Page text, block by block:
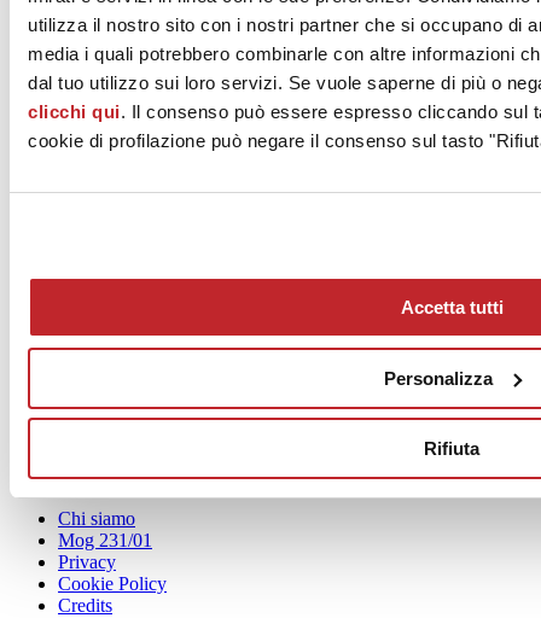
utilizza il nostro sito con i nostri partner che si occupano di
media i quali potrebbero combinarle con altre informazioni
dal tuo utilizzo sui loro servizi. Se vuole saperne di più o
clicchi qui. Il consenso può essere espresso cliccando sul
cookie di profilazione può negare il consenso sul tasto
Accetta tutti
Personalizza
Rifiuta
PAVULLO NEL FRIGNANO, 41026
Modena
Tel. 053629611
Fax 053621065
www.mirage.it
News
Articoli
Chi siamo
Mog 231/01
Privacy
Cookie Policy
Credits